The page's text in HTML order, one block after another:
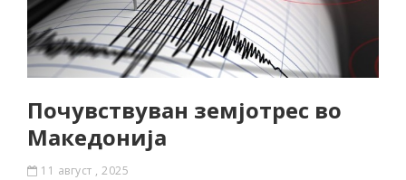
Почувствуван земјотрес во
Македонија
11 август , 2025